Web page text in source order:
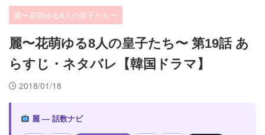
麗〜花萌ゆる8人の皇子たち〜
麗〜花萌ゆる8人の皇子たち〜 第19話 あ
らすじ・ネタバレ【韓国ドラマ】
2018/01/18
麗 — 話数ナビ